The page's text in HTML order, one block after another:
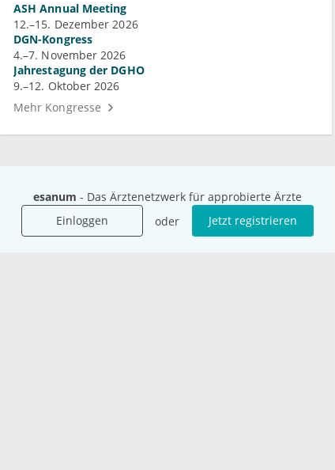
esanum - Das Ärztenetzwerk für approbierte Ärzte
Einloggen
oder Jetzt registrieren
ASH Annual Meeting
12.–15. Dezember 2026
DGN-Kongress
4.–7. November 2026
Jahrestagung der DGHO
9.–12. Oktober 2026
Mehr Kongresse
Unternehmen
Das sind wir
Ressourcen
Ihre Fragen